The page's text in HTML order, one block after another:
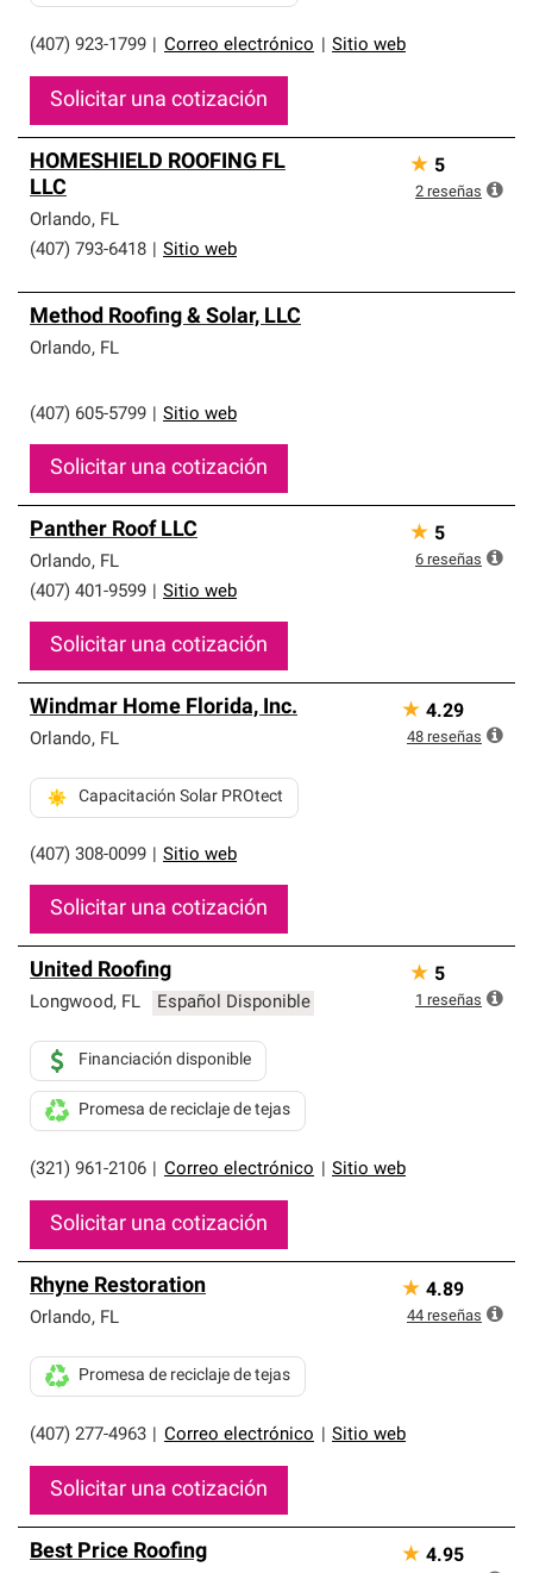
(407) 923-1799 Correo electrónico Sitio web
Solicitar una cotización
HOMESHIELD ROOFING FL
LLC
Orlando, FL
(407) 793-6418
Sitio web
★ 5
2 reseñas
Method Roofing & Solar, LLC
Orlando, FL
(407) 605-5799 Sitio web
Solicitar una cotización
Panther Roof LLC
Orlando, FL
(407) 401-9599
Sitio web
Solicitar una cotización
★ 5
6 reseñas
Windmar Home Florida, Inc.
Orlando, FL
(407) 308-0099 Sitio web
Capacitación Solar PROtect
Solicitar una cotización
★ 4.29
48 reseñas
United Roofing
Longwood, FL Español Disponible
(321) 961-2106 Correo electrónico Sitio web
Financiación disponible
Promesa de reciclaje de tejas
Solicitar una cotización
★ 5
1 reseñas
Rhyne Restoration
Orlando, FL
(407) 277-4963 Correo electrónico Sitio web
Promesa de reciclaje de tejas
Solicitar una cotización
★ 4.89
44 reseñas
Best Price Roofing ★ 4.95